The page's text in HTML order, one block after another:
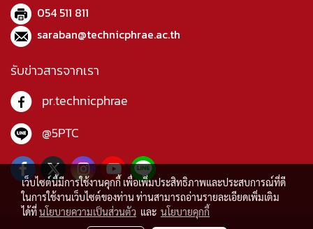
054 511 811
saraban@technicphrae.ac.th
รับข่าวสารจากเรา
pr.technicphrae
@5PTC
เว็บไซต์นี้มีการใช้งานคุกกี้ เพื่อเพิ่มประสิทธิภาพและประสบการณ์ที่ดี
ในการใช้งานเว็บไซต์ของท่าน ท่านสามารถอ่านรายละเอียดเพิ่มเติม
ได้ที่นโยบายความเป็นส่วนตัว และ นโยบายคุกกี้